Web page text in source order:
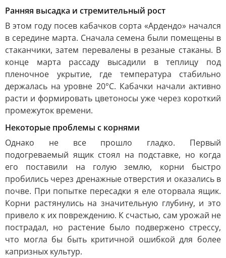
Ранняя высадка и стремительный рост
В этом году посев кабачков сорта «Ардендо» начался
в середине марта. Сначала семена были помещены в
стаканчики, затем перевалены в резаные стаканы. В
конце марта рассаду высадили в теплицу под
пленочное укрытие, где температура стабильно
держалась на уровне 20°C. Кабачки начали активно
расти и формировать цветоносы уже через короткий
промежуток времени.
Некоторые проблемы с корнями
Однако не все прошло гладко. Первый
подогреваемый ящик стоял на подставке, но когда
его поставили на голую землю, корни быстро
пробились через дренажные отверстия и оказались в
почве. При попытке пересадки я еле оторвала ящик.
Корни растянулись на значительную глубину, и это
привело к их повреждению. К счастью, сам урожай не
пострадал, но растение было подвержено стрессу,
что могла бы быть критичной ошибкой для более
капризных культур.